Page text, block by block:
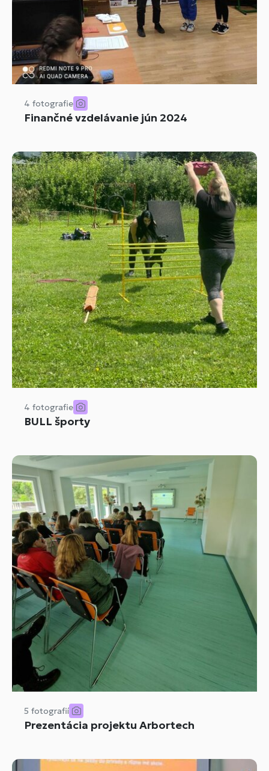
4 fotografie
Finančné vzdelávanie jún 2024
4 fotografie
BULL športy
5 fotografií
Prezentácia projektu Arbortech